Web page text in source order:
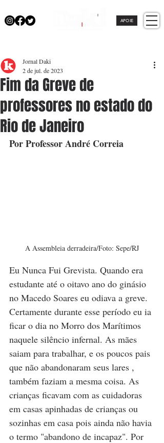
APOIE
Fim da Greve de
professores no estado do
Rio de Janeiro
Jornal Daki
2 de jul. de 2023
Por Professor André Correia
A Assembleia derradeira/Foto: Sepe/RJ
Eu Nunca Fui Grevista. Quando era
estudante até o oitavo ano do ginásio
no Macedo Soares eu odiava a greve.
Certamente durante esse período eu ia
ficar o dia no Morro dos Marítimos
naquele silêncio infernal. As mães
saiam para trabalhar, e os poucos pais
que não abandonaram seus lares ,
também faziam a mesma coisa. As
crianças ficavam com as cuidadoras
em casas apinhadas de crianças ou
sozinhas em casa pois ainda não havia
o termo "abandono de incapaz". Por